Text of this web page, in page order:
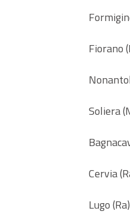
Fiorano
Soliera
Cervia
Lugo